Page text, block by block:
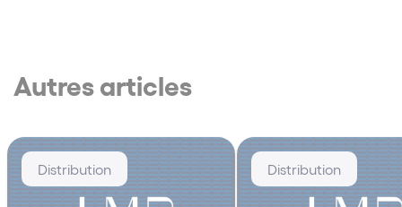
Autres articles
Distribution Distribution